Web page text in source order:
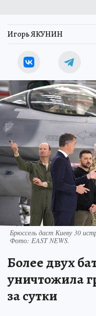
Игорь ЯКУНИН
Брюссель даст Киеву 30
Фото: EAST NEWS.
Более двух
уничтожила
за сутки